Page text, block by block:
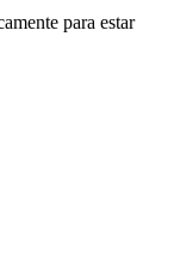
para estar